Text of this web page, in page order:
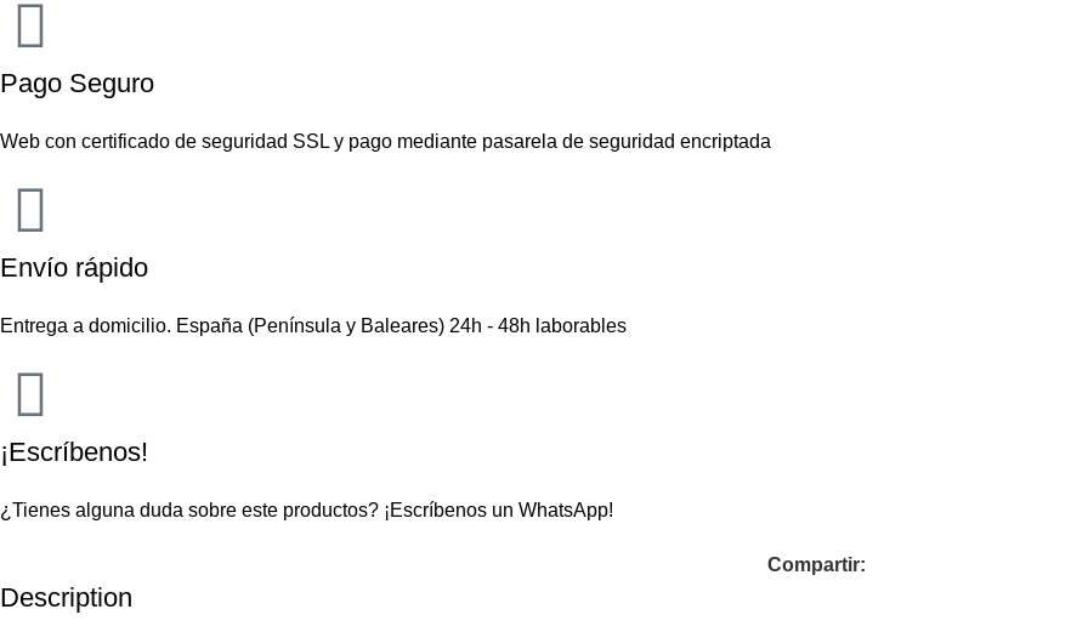
Pago Seguro
Web con certificado de seguridad SSL y pago mediante pasarela de seguridad encriptada
Envío rápido
Entrega a domicilio. España (Península y Baleares) 24h - 48h laborables
¡Escríbenos!
¿Tienes alguna duda sobre este productos? ¡Escríbenos un WhatsApp!
Compartir:
Description